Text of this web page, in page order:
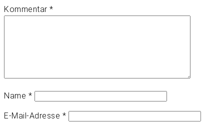
Kommentar *
Name *
E-Mail-Adresse *